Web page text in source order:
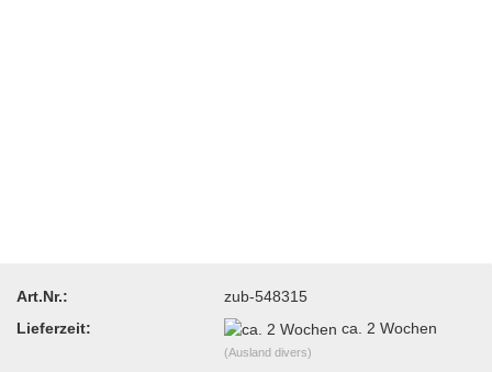
Art.Nr.:
zub-548315
Lieferzeit:
ca. 2 Wochen
(Ausland divers)